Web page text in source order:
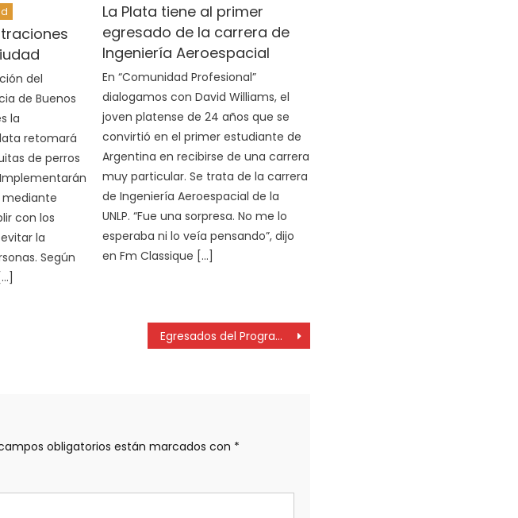
del
de Buenos
la
retomará
de perros
con los
la
Según
La Plata tiene al primer
egresado de la carrera de
Ingeniería Aeroespacial
En “Comunidad Profesional”
dialogamos con David Williams, el
joven platense de 24 años que se
convirtió en el primer estudiante de
Argentina en recibirse de una carrera
muy particular. Se trata de la carrera
de Ingeniería Aeroespacial de la
UNLP. “Fue una sorpresa. No me lo
esperaba ni lo veía pensando”, dijo
en Fm Classique […]
Egresados del Programa de Oficios de Edelap renovaron las instalaciones eléctricas de club
obligatorios están marcados con *